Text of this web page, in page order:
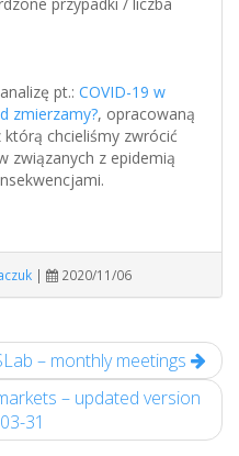
pt.: COVID-19 w
zmierzamy?, opracowaną
którą chcieliśmy zwrócić
związanych z epidemią
| 2020/11/06
– monthly meetings
– updated version
31